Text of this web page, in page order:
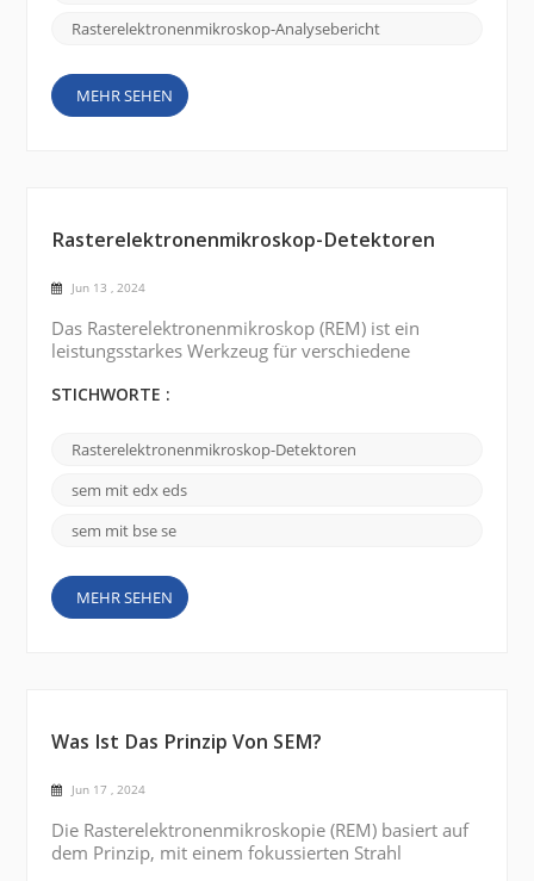
Rasterelektronenmikroskop-Analysebericht
MEHR SEHEN
Rasterelektronenmikroskop-Detektoren
Jun 13 , 2024
Das Rasterelektronenmikroskop (REM) ist ein
leistungsstarkes Werkzeug für verschiedene
Biowissenschaften und anderen Bereichen. Es
entwickelt, um mehr Informationen zu erhalten und
die Leistung des REM zu verbessern. Im Folgenden
sind einige gängige Arten von REM-Detektoren
STICHWORTE :
Rasterelektronenmikroskop-Detektoren
sem mit edx eds
sem mit bse se
MEHR SEHEN
Was Ist Das Prinzip Von SEM?
Jun 17 , 2024
Die Rasterelektronenmikroskopie (REM) basiert auf
dem Prinzip, mit einem fokussierten Strahl